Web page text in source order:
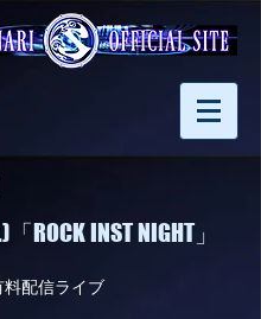
ROCK INST NIGHT」
配信ライブ